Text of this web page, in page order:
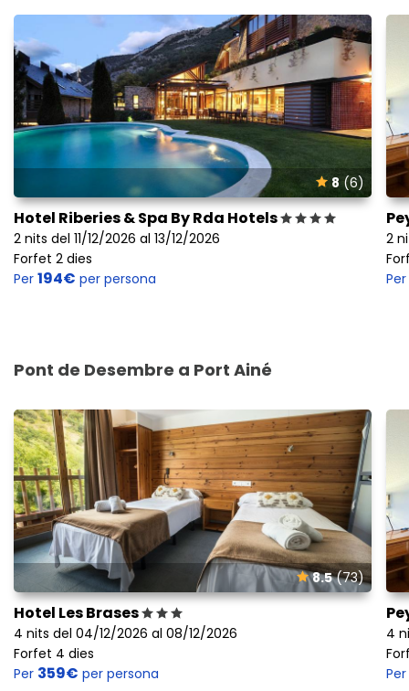
8 (6)
Hotel Riberies & Spa By Rda Hotels
2 nits del 11/12/2026 al 13/12/2026
Forfet 2 dies
Per 194€ per persona
2
Per
Pont de Desembre a Port Ainé
8.5(73)
Hotel Les Brases
4 nits del 04/12/2026 al 08/12/2026
Forfet 4 dies
Per 359€ per persona
4
Per